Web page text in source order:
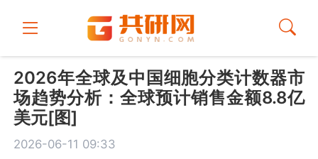
2026年全球及中国细胞分类计数器市
场趋势分析：全球预计销售金额8.8亿
美元[图]
2026-06-11 09:33